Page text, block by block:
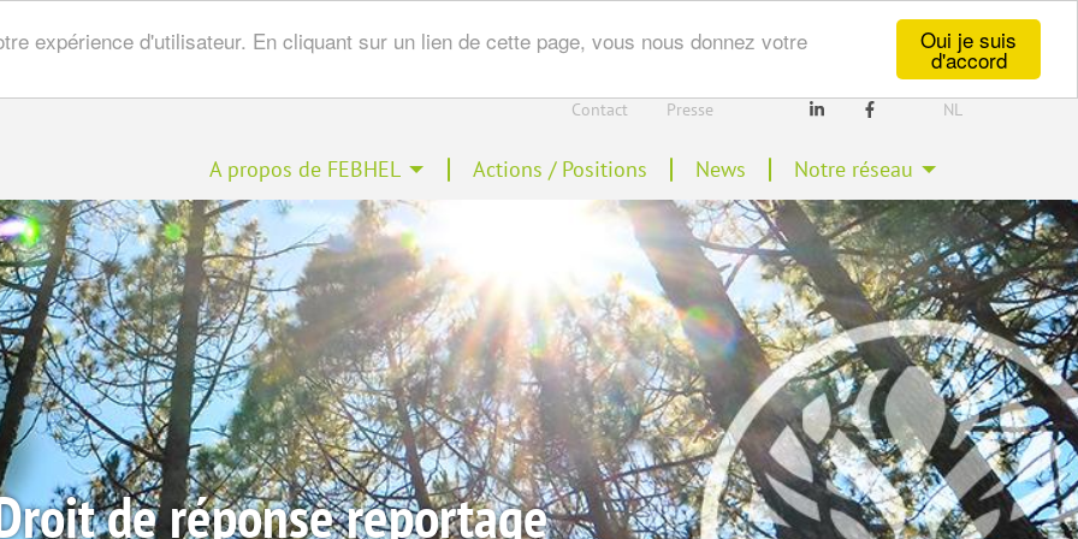
Oui je suis
d'accord
expérience d'utilisateur. En cliquant sur un lien de cette page, vous nous donnez votre
A propos de FEBHEL Actions / Positions News Notre réseau
Secondary
Navigation
Contact
Presse
NL
de réponse reportage